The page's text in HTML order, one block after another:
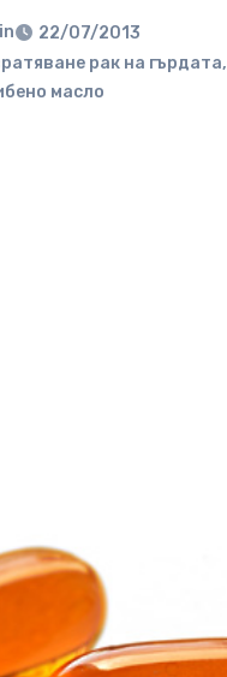
22/07/2013
рак на гърдата,
масло